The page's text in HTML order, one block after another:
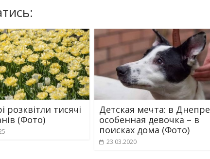
розквітли тисячі
(Фото)
Детская мечта: в Днепре
особенная девочка – в
поисках дома (Фото)
23.03.2020